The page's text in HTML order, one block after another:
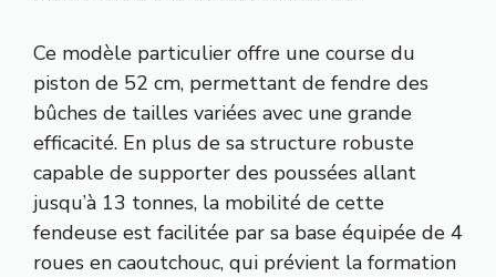
Ce modèle particulier offre une course du
piston de 52 cm, permettant de fendre des
bûches de tailles variées avec une grande
efficacité. En plus de sa structure robuste
capable de supporter des poussées allant
jusqu’à 13 tonnes, la mobilité de cette
fendeuse est facilitée par sa base équipée de 4
roues en caoutchouc, qui prévient la formation